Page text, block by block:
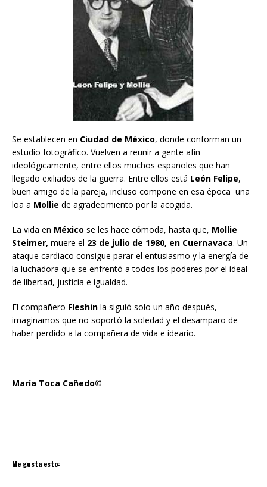
Se establecen en Ciudad de México, donde conforman un
estudio fotográfico. Vuelven a reunir a gente afín
ideológicamente, entre ellos muchos españoles que han
llegado exiliados de la guerra. Entre ellos está León Felipe,
buen amigo de la pareja, incluso compone en esa época una
loa a Mollie de agradecimiento por la acogida.
La vida en México se les hace cómoda, hasta que, Mollie
Steimer, muere el 23 de julio de 1980, en Cuernavaca. Un
ataque cardiaco consigue parar el entusiasmo y la energía de
la luchadora que se enfrentó a todos los poderes por el ideal
de libertad, justicia e igualdad.
El compañero Fleshin la siguió solo un año después,
imaginamos que no soportó la soledad y el desamparo de
haber perdido a la compañera de vida e ideario.
María Toca Cañedo©
Me gusta esto: